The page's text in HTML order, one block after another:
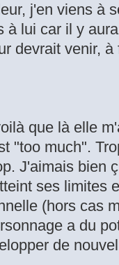
j'en viens à
à lui car il y
devrait venir, à
que là elle
"too much".
J'aimais bien
ses limites
(hors cas
a du
de